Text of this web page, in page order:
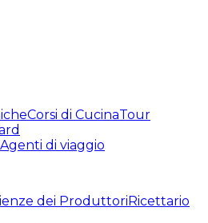
Corsi di CucinaTour
Agenti di viaggio
dei ProduttoriRicettario